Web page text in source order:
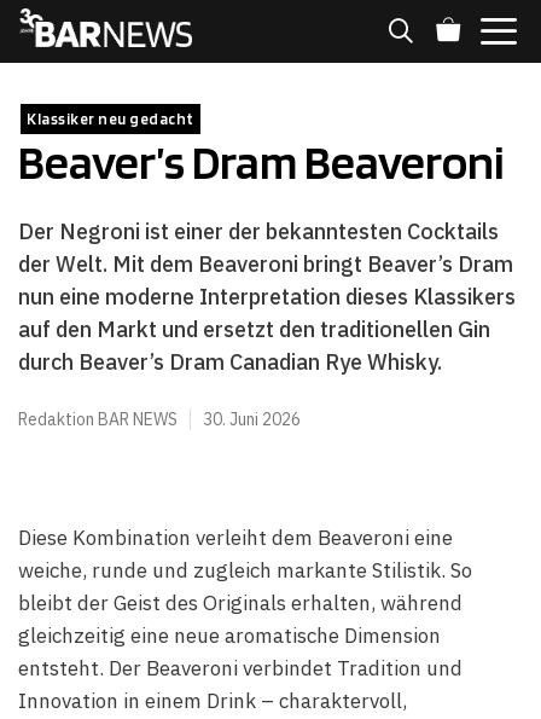
Zum
Inhalt
Klassiker neu gedacht
Beaver’s Dram Beaveroni
Der Negroni ist einer der bekanntesten Cocktails
der Welt. Mit dem Beaveroni bringt Beaver’s Dram
nun eine moderne Interpretation dieses Klassikers
auf den Markt und ersetzt den traditionellen Gin
durch Beaver’s Dram Canadian Rye Whisky.
Redaktion BAR NEWS 30. Juni 2026
Diese Kombination verleiht dem Beaveroni eine
weiche, runde und zugleich markante Stilistik. So
bleibt der Geist des Originals erhalten, während
gleichzeitig eine neue aromatische Dimension
entsteht. Der Beaveroni verbindet Tradition und
Innovation in einem Drink – charaktervoll,